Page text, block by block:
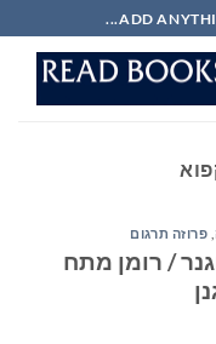
ADD
פרוזה תרגום
/ רומן מתח